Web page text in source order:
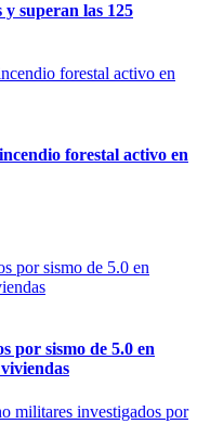
y superan las 125
forestal activo en
por sismo de 5.0 en